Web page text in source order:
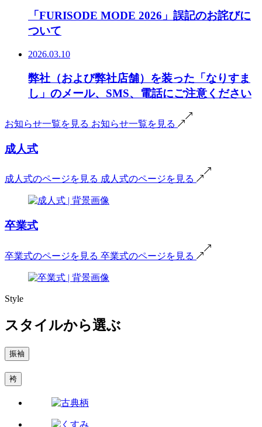
「FURISODE MODE 2026」誤記のお詫びに
ついて
2026.03.10
弊社（および弊社店舗）を装った「なりすま
し」のメール、SMS、電話にご注意ください
お知らせ一覧を見る お知らせ一覧を見る
成人式
成人式のページを見る 成人式のページを見る
卒業式
卒業式のページを見る 卒業式のページを見る
Style
スタイルから選ぶ
振袖
袴